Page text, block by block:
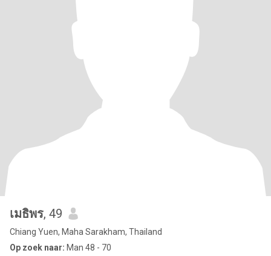
เมธิพร, 49
Chiang Yuen, Maha Sarakham, Thailand
Op zoek naar: Man 48 - 70